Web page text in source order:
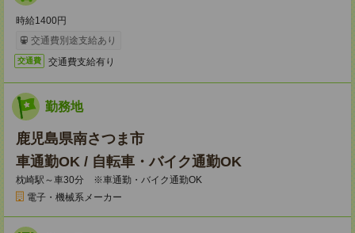
時給1400円
交通費別途支給あり
交通費 交通費支給有り
勤務地
鹿児島県南さつま市
車通勤OK / 自転車・バイク通勤OK
枕崎駅～車30分 ※車通勤・バイク通勤OK
電子・機械系メーカー